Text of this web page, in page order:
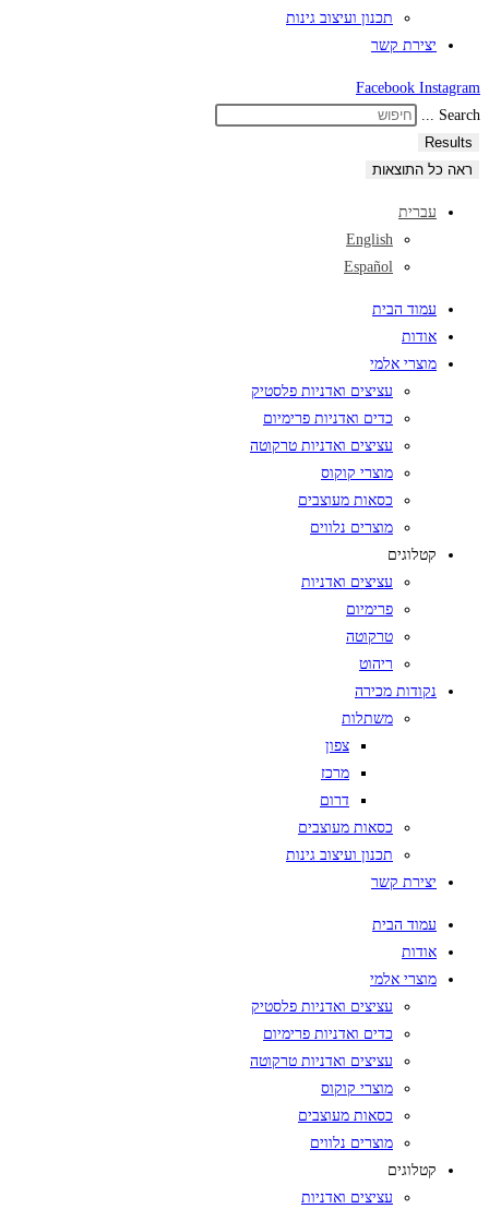
תכנון ועיצוב גינות
יצירת קשר
Facebook Instagram
Search ...
Results
ראה כל התוצאות
עברית
English
Español
עמוד הבית
אודות
מוצרי אלמי
עציצים ואדניות פלסטיק
כדים ואדניות פרימיום
עציצים ואדניות טרקוטה
מוצרי קוקוס
כסאות מעוצבים
מוצרים נלווים
קטלוגים
עציצים ואדניות
פרימיום
טרקוטה
ריהוט
נקודות מכירה
משתלות
צפון
מרכז
דרום
כסאות מעוצבים
תכנון ועיצוב גינות
יצירת קשר
עמוד הבית
אודות
מוצרי אלמי
עציצים ואדניות פלסטיק
כדים ואדניות פרימיום
עציצים ואדניות טרקוטה
מוצרי קוקוס
כסאות מעוצבים
מוצרים נלווים
קטלוגים
עציצים ואדניות